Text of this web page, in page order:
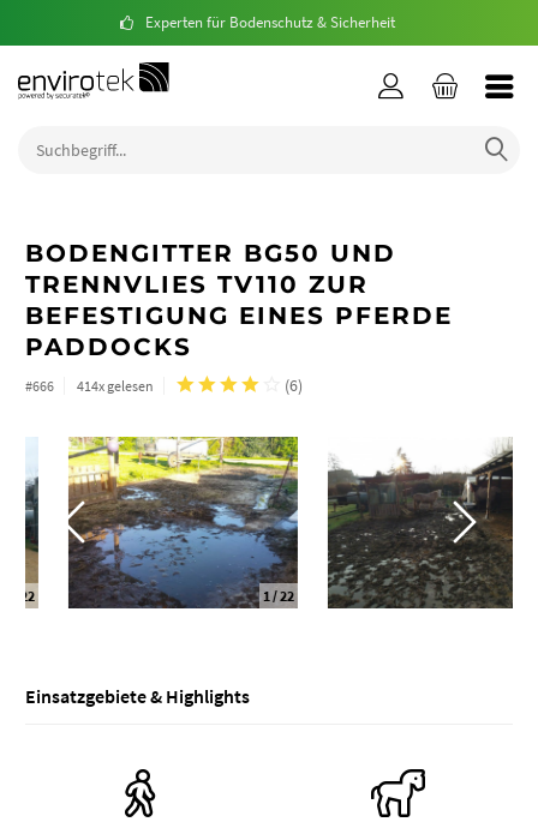
Experten für Bodenschutz & Sicherheit
BODENGITTER BG50 UND
TRENNVLIES TV110 ZUR
BEFESTIGUNG EINES PFERDE
PADDOCKS
#666 414x gelesen (6)
1 / 22 2/ 22
Einsatzgebiete & Highlights